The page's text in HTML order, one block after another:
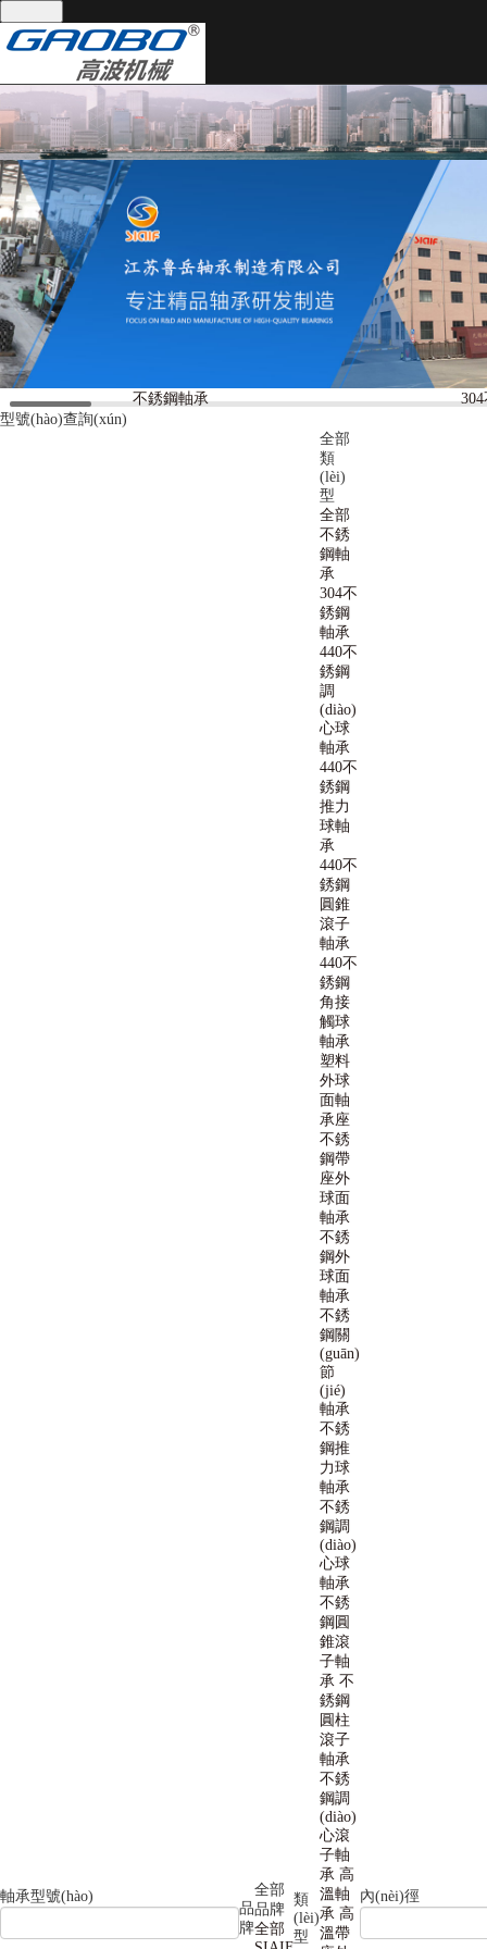
全國(guó)統(tǒng)一服務(wù)熱線(xiàn)：
13395101668
網(wǎng)站首頁(yè)
關(guān)于我們
產(chǎn)品中心
產(chǎn)品中心
公司實(shí)景 軸承分類(lèi) 技術(shù)支持
技術(shù)支持
新聞資訊 聯(lián)系我們
不銹鋼軸承
型號(hào)查詢(xún)
軸承型號(hào)
品
牌
全部
品牌
全部
類
(lèi)
型
全部
類
(lèi)
型
全部
不銹
鋼軸
承
304不
銹鋼
軸承
440不
銹鋼
調
(diào)
心球
軸承
440不
銹鋼
推力
球軸
承
440不
銹鋼
圓錐
滾子
軸承
440不
銹鋼
角接
觸球
軸承
塑料
外球
面軸
承座
不銹
鋼帶
座外
球面
軸承
不銹
鋼外
球面
軸承
不銹
鋼關
(guān)
節
(jié)
軸承
不銹
鋼推
力球
軸承
不銹
鋼調
(diào)
心球
軸承
不銹
鋼圓
錐滾
子軸
承 不
銹鋼
圓柱
滾子
軸承
不銹
鋼調
(diào)
心滾
子軸
承 高
溫軸
承 高
溫帶
內(nèi)徑